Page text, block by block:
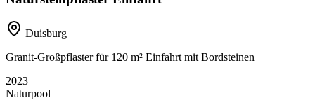
Duisburg
Granit-Großpflaster für 120 m² Einfahrt mit Bordsteinen
2023
Naturpool